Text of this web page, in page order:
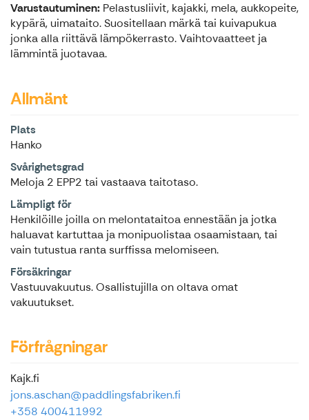
Varustautuminen: Pelastusliivit, kajakki, mela, aukkopeite,
kypärä, uimataito. Suositellaan märkä tai kuivapukua
jonka alla riittävä lämpökerrasto. Vaihtovaatteet ja
lämmintä juotavaa.
Allmänt
Plats
Hanko
Svårighetsgrad
Meloja 2 EPP2 tai vastaava taitotaso.
Lämpligt för
Henkilöille joilla on melontataitoa ennestään ja jotka
haluavat kartuttaa ja monipuolistaa osaamistaan, tai
vain tutustua ranta surffissa melomiseen.
Försäkringar
Vastuuvakuutus. Osallistujilla on oltava omat
vakuutukset.
Förfrågningar
Kajk.fi
jons.aschan@paddlingsfabriken.fi
+358 400411992